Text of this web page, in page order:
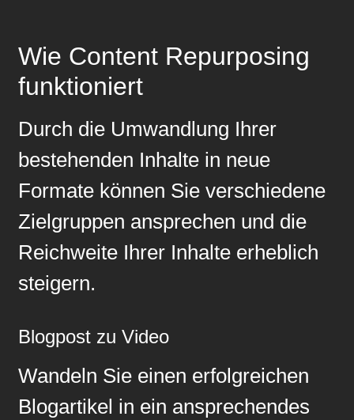
Wie Content Repurposing
funktioniert
Durch die Umwandlung Ihrer
bestehenden Inhalte in neue
Formate können Sie verschiedene
Zielgruppen ansprechen und die
Reichweite Ihrer Inhalte erheblich
steigern.
Blogpost zu Video
Wandeln Sie einen erfolgreichen
Blogartikel in ein ansprechendes